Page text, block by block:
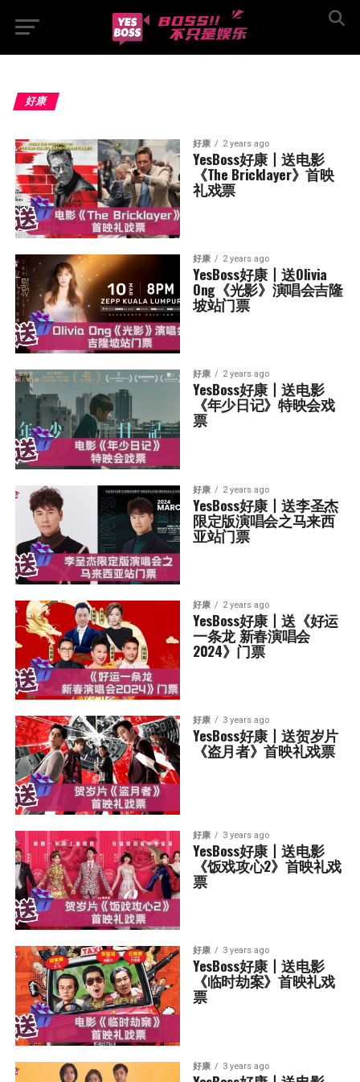
好康
好康 2 years ago
YesBoss好康丨送电影
《The Bricklayer》首映
礼戏票
好康 2 years ago
YesBoss好康丨送Olivia
Ong《光影》演唱会吉隆
坡站门票
好康 2 years ago
YesBoss好康丨送电影
《年少日记》特映会戏
票
好康 2 years ago
YesBoss好康丨送李圣杰
限定版演唱会之马来西
亚站门票
好康 2 years ago
YesBoss好康丨送《好运
一条龙 新春演唱会
2024》门票
好康 3 years ago
YesBoss好康丨送贺岁片
《盗月者》首映礼戏票
好康 3 years ago
YesBoss好康丨送电影
《饭戏攻心2》首映礼戏
票
好康 3 years ago
YesBoss好康丨送电影
《临时劫案》首映礼戏
票
好康 3 years ago